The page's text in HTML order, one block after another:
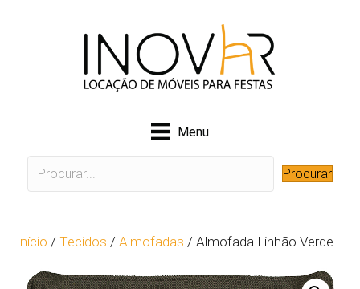
Menu
Procurar
Início / Tecidos / Almofadas / Almofada Linhão Verde